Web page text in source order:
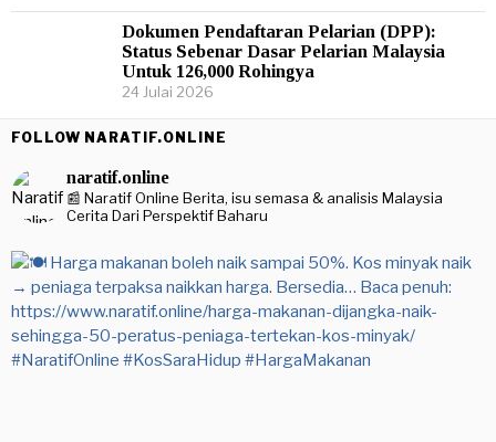
Dokumen Pendaftaran Pelarian (DPP):
Status Sebenar Dasar Pelarian Malaysia
Untuk 126,000 Rohingya
24 Julai 2026
FOLLOW NARATIF.ONLINE
naratif.online
📰 Naratif Online Berita, isu semasa & analisis Malaysia
Cerita Dari Perspektif Baharu